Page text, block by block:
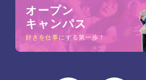
オープン
キャンパス
好きを仕事にする第一歩！